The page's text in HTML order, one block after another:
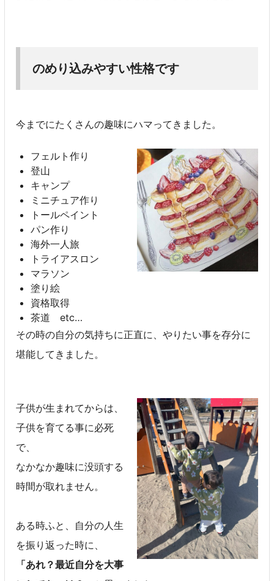
のめり込みやすい性格です
今までにたくさんの趣味にハマってきました。
フェルト作り
登山
キャンプ
ミニチュア作り
トールペイント
パン作り
海外一人旅
トライアスロン
マラソン
塗り絵
資格取得
茶道 etc…
その時の自分の気持ちに正直に、やりたい事を存分に
堪能してきました。
子供が生まれてからは、
子供を育てる事に必死
で、
なかなか趣味に没頭する
時間が取れません。
ある時ふと、自分の人生
を振り返った時に、
「あれ？最近自分を大事